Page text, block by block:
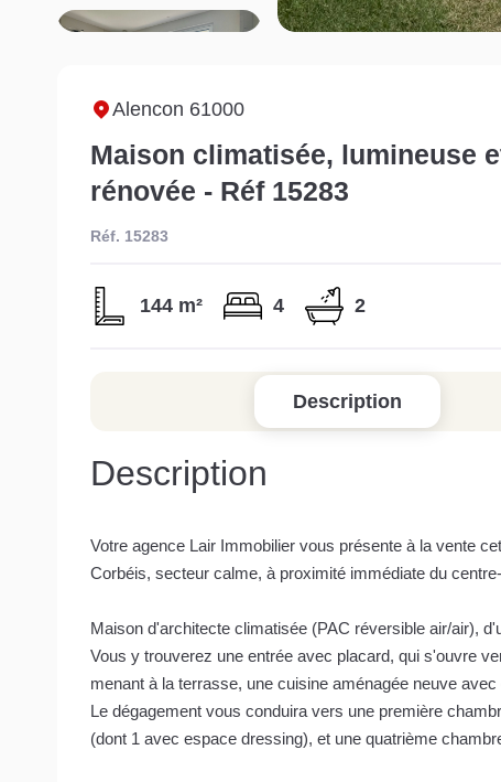
Alencon 61000
Maison climatisée, lumineuse
rénovée - Réf 15283
Réf. 15283
144 m² 4 2
Description
Description
Votre agence Lair Immobilier vous présente à la vente
Corbéis, secteur calme, à proximité immédiate du
Maison d'architecte climatisée (PAC réversible air/air),
Vous y trouverez une entrée avec placard, qui s'ouvre
menant à la terrasse, une cuisine aménagée neuve
Le dégagement vous conduira vers une première
(dont 1 avec espace dressing), et une quatrième